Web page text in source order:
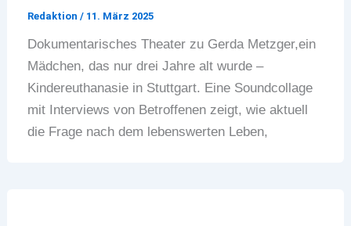
Redaktion / 11. März 2025
Dokumentarisches Theater zu Gerda Metzger,ein
Mädchen, das nur drei Jahre alt wurde –
Kindereuthanasie in Stuttgart. Eine Soundcollage
mit Interviews von Betroffenen zeigt, wie aktuell
die Frage nach dem lebenswerten Leben,